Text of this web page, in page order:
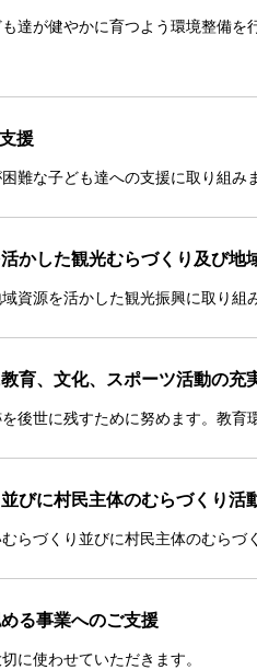
達が健やかに育つよう環境整備
援
難な子ども達への支援に取り組み
かした観光むらづくり及び地
資源を活かした観光振興に取り組
育、文化、スポーツ活動の充
後世に残すために努めます。教育
びに村民主体のむらづくり活
らづくり並びに村民主体のむらづ
る事業へのご支援
に使わせていただきます。